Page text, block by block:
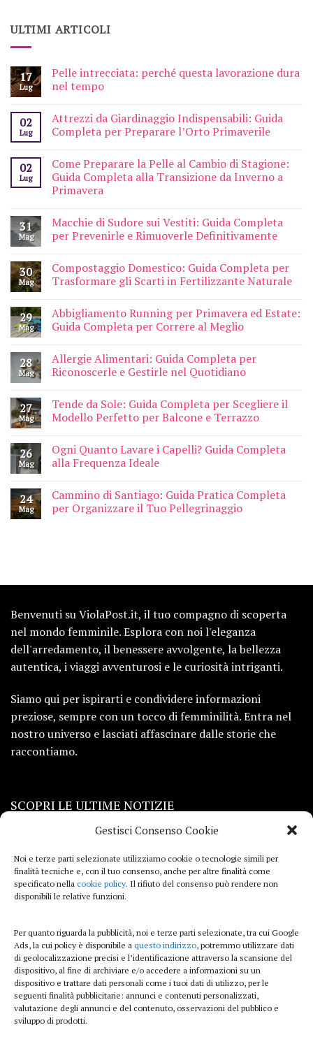
Gestisci Consenso Cookie
Noi e terze parti selezionate utilizziamo cookie o tecnologie simili per
finalità tecniche e, con il tuo consenso, anche per altre finalità come
specificato nella cookie policy. Il rifiuto del consenso può rendere non
disponibili le relative funzioni.
Per quanto riguarda la pubblicità, noi e terze parti selezionate, tra cui Google
Ads, la cui policy è disponibile a questo indirizzo, potremmo utilizzare dati
di geolocalizzazione precisi e l’identificazione attraverso la scansione del
dispositivo, al fine di archiviare e/o accedere a informazioni su un
dispositivo e trattare dati personali come i tuoi dati di utilizzo, per le
seguenti finalità pubblicitarie: annunci e contenuti personalizzati,
valutazione degli annunci e del contenuto, osservazioni del pubblico e
sviluppo di prodotti.
ULTIMI ARTICOLI
17
Lug
Pelle intrecciata: perché questa lavorazione dura
nel tempo
02
Lug
Attrezzi da Giardinaggio Indispensabili: Guida
Completa per Preparare l’Orto Primaverile
02
Lug
Come Preparare la Pelle al Cambio di Stagione:
Guida Completa alla Transizione da Inverno a
Primavera
31
Mag
Macchie di Sudore sui Vestiti: Guida Completa
per Prevenirle e Rimuoverle Definitivamente
30
Mag
Compostaggio Domestico: Guida Completa per
Trasformare gli Scarti in Fertilizzante Naturale
29
Mag
Abbigliamento Running per Primavera ed Estate:
Guida Completa per Correre al Meglio
28
Mag
Allergie Alimentari: Guida Completa per
Riconoscerle e Gestirle nel Quotidiano
27
Mag
Tende da Sole: Guida Completa per Scegliere il
Modello Perfetto per Balcone e Terrazzo
26
Mag
Ogni Quanto Lavare i Capelli? Guida Completa
alla Frequenza Ideale
24
Mag
Cammino di Santiago: Guida Pratica Completa
per Organizzare il Tuo Pellegrinaggio
Benvenuti su ViolaPost.it, il tuo compagno di scoperta
nel mondo femminile. Esplora con noi l'eleganza
dell'arredamento, il benessere avvolgente, la bellezza
autentica, i viaggi avventurosi e le curiosità intriganti.
Siamo qui per ispirarti e condividere informazioni
preziose, sempre con un tocco di femminilità. Entra nel
nostro universo e lasciati affascinare dalle storie che
raccontiamo.
SCOPRI LE ULTIME NOTIZIE
Viaggi
Beauty e benessere
Curiosità
Lifestyle
Sport
iTech